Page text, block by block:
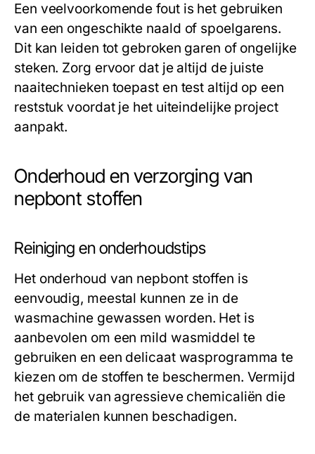
Een veelvoorkomende fout is het gebruiken
van een ongeschikte naald of spoelgarens.
Dit kan leiden tot gebroken garen of ongelijke
steken. Zorg ervoor dat je altijd de juiste
naaitechnieken toepast en test altijd op een
reststuk voordat je het uiteindelijke project
aanpakt.
Onderhoud en verzorging van
nepbont stoffen
Reiniging en onderhoudstips
Het onderhoud van nepbont stoffen is
eenvoudig, meestal kunnen ze in de
wasmachine gewassen worden. Het is
aanbevolen om een mild wasmiddel te
gebruiken en een delicaat wasprogramma te
kiezen om de stoffen te beschermen. Vermijd
het gebruik van agressieve chemicaliën die
de materialen kunnen beschadigen.